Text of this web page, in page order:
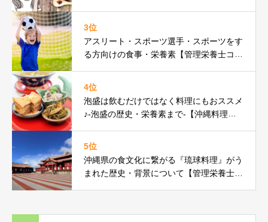
3位
アスリート・スポーツ選手・スポーツをす
る方向けの食事・栄養素【管理栄養士コラ
4位
泡盛は飲むだけではなく料理にもおススメ
♪-泡盛の歴史・栄養素まで-【沖縄料理研
5位
沖縄県の食文化に繋がる『琉球料理』がう
まれた歴史・背景について【管理栄養士コ